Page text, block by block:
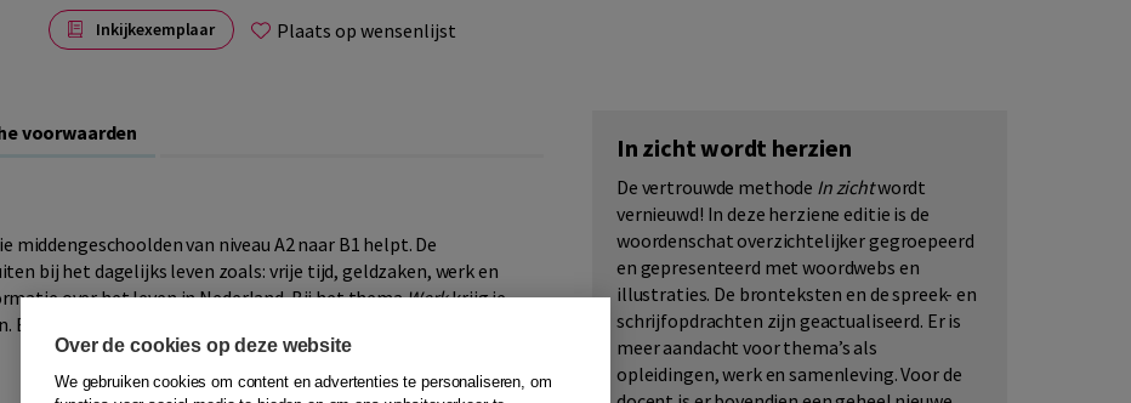
Inkijkexemplaar Plaats op wensenlijst
voorwaarden
van niveau A2 naar B1 helpt. De
bij het dagelijks leven zoals: vrije tijd, geldzaken, werk en
over het leven in Nederland. Bij het themaWerkkrijg je
En bij het thema
In zicht wordt herzien
De vertrouwde methode In zichtwordt
vernieuwd! In deze herziene editie is de
woordenschat overzichtelijker gegroepeerd
en gepresenteerd met woordwebs en
illustraties. De bronteksten en de spreek- en
schrijfopdrachten zijn geactualiseerd. Er is
meer aandacht voor thema’s als
opleidingen, werk en samenleving. Voor de
Over de cookies op deze website
We gebruiken cookies om content en advertenties te personaliseren, om